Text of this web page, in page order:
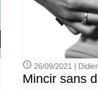
26/09/2021 |
Mincir sans